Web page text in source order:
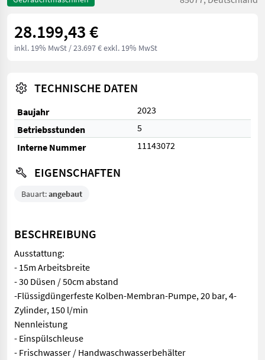
28.199,43 €
inkl. 19% MwSt / 23.697 € exkl. 19% MwSt
TECHNISCHE DATEN
Baujahr
2023
Betriebsstunden
5
Interne Nummer
11143072
EIGENSCHAFTEN
Bauart:angebaut
BESCHREIBUNG
Ausstattung:
- 15m Arbeitsbreite
- 30 Düsen / 50cm abstand
-Flüssigdüngerfeste Kolben-Membran-Pumpe, 20 bar, 4-
Zylinder, 150 l/min
Nennleistung
- Einspülschleuse
- Frischwasser / Handwaschwasserbehälter